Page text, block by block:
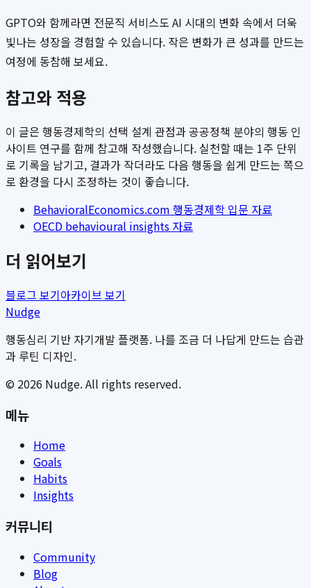
GPTO와 함께라면 전문직 서비스도 AI 시대의 변화 속에서 더욱
빛나는 성장을 경험할 수 있습니다. 작은 변화가 큰 성과를 만드는
여정에 동참해 보세요.
참고와 적용
이 글은 행동경제학의 선택 설계 관점과 공공정책 분야의 행동 인
사이트 연구를 함께 참고해 작성했습니다. 실천할 때는 1주 단위
로 기록을 남기고, 결과가 작더라도 다음 행동을 쉽게 만드는 쪽으
로 환경을 다시 조정하는 것이 좋습니다.
BehavioralEconomics.com 행동경제학 입문 자료
OECD behavioural insights 자료
더 읽어보기
블로그 보기아카이브 보기
Nudge
행동심리 기반 자기개발 플랫폼. 나를 조금 더 나답게 만드는 습관
과 루틴 디자인.
© 2026 Nudge. All rights reserved.
메뉴
Home
Goals
Habits
Insights
커뮤니티
Community
Blog